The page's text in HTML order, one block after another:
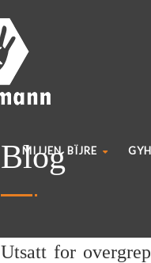
MIJJEN BÏJRE
Blog
Utsatt for overgrep